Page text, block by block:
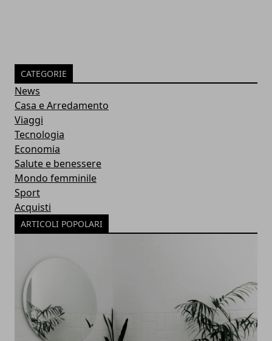
CATEGORIE
News
Casa e Arredamento
Viaggi
Tecnologia
Economia
Salute e benessere
Mondo femminile
Sport
Acquisti
ARTICOLI POPOLARI